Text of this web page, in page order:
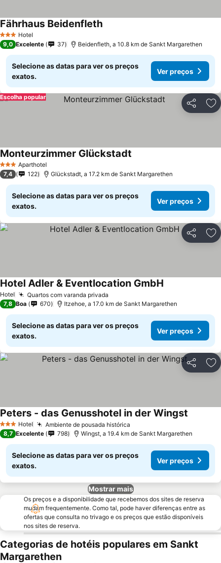
3 EstrelasHotel
Fährhaus Beidenfleth
9,0 Excelente 37 Beidenfleth, a 10.8 km de Sankt Margarethen
Selecione as datas para ver os preços
exatos.
Ver preços
Partilhar
Escolha popular
3 EstrelasAparthotel
Monteurzimmer Glückstadt
7,4 122 Glückstadt, a 17.2 km de Sankt Margarethen
Selecione as datas para ver os preços
exatos.
Ver preços
Partilhar
Hotel Quartos com varanda privada
Hotel Adler & Eventlocation GmbH
7,8 Boa 670 Itzehoe, a 17.0 km de Sankt Margarethen
Selecione as datas para ver os preços
exatos.
Ver preços
Partilhar
3 EstrelasHotel Ambiente de pousada histórica
Peters - das Genusshotel in der Wingst
8,7 Excelente 798 Wingst, a 19.4 km de Sankt Margarethen
Selecione as datas para ver os preços
exatos.
Ver preços
Mostrar mais
Os preços e a disponibilidade que recebemos dos sites de reserva
mudam frequentemente. Como tal, pode haver diferenças entre as
ofertas que consulta no trivago e os preços que estão disponíveis
nos sites de reserva.
Categorias de hotéis populares em Sankt
Margarethen